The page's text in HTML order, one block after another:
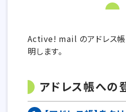
Active! mail のアドレス
明します。
アドレス帳への